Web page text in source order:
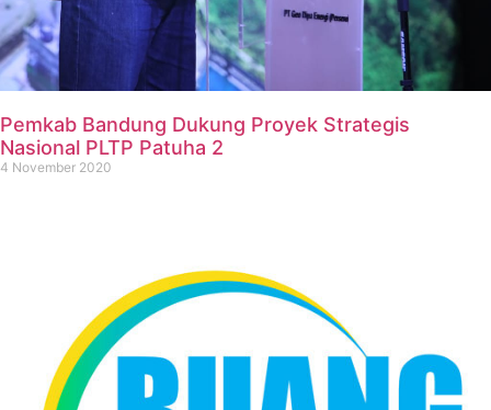
Pemkab Bandung Dukung Proyek Strategis
Nasional PLTP Patuha 2
4 November 2020